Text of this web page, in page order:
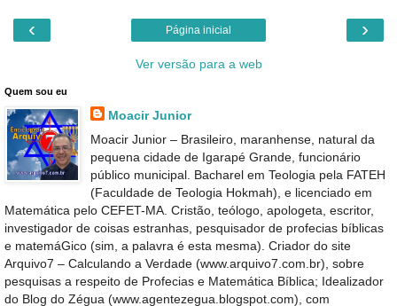
‹ ›
Página inicial
Ver versão para a web
Quem sou eu
Moacir Junior
Moacir Junior – Brasileiro, maranhense, natural da
pequena cidade de Igarapé Grande, funcionário
público municipal. Bacharel em Teologia pela FATEH
(Faculdade de Teologia Hokmah), e licenciado em
Matemática pelo CEFET-MA. Cristão, teólogo, apologeta, escritor,
investigador de coisas estranhas, pesquisador de profecias bíblicas
e matemáGico (sim, a palavra é esta mesma). Criador do site
Arquivo7 – Calculando a Verdade (www.arquivo7.com.br), sobre
pesquisas a respeito de Profecias e Matemática Bíblica; Idealizador
do Blog do Zégua (www.agentezegua.blogspot.com), com